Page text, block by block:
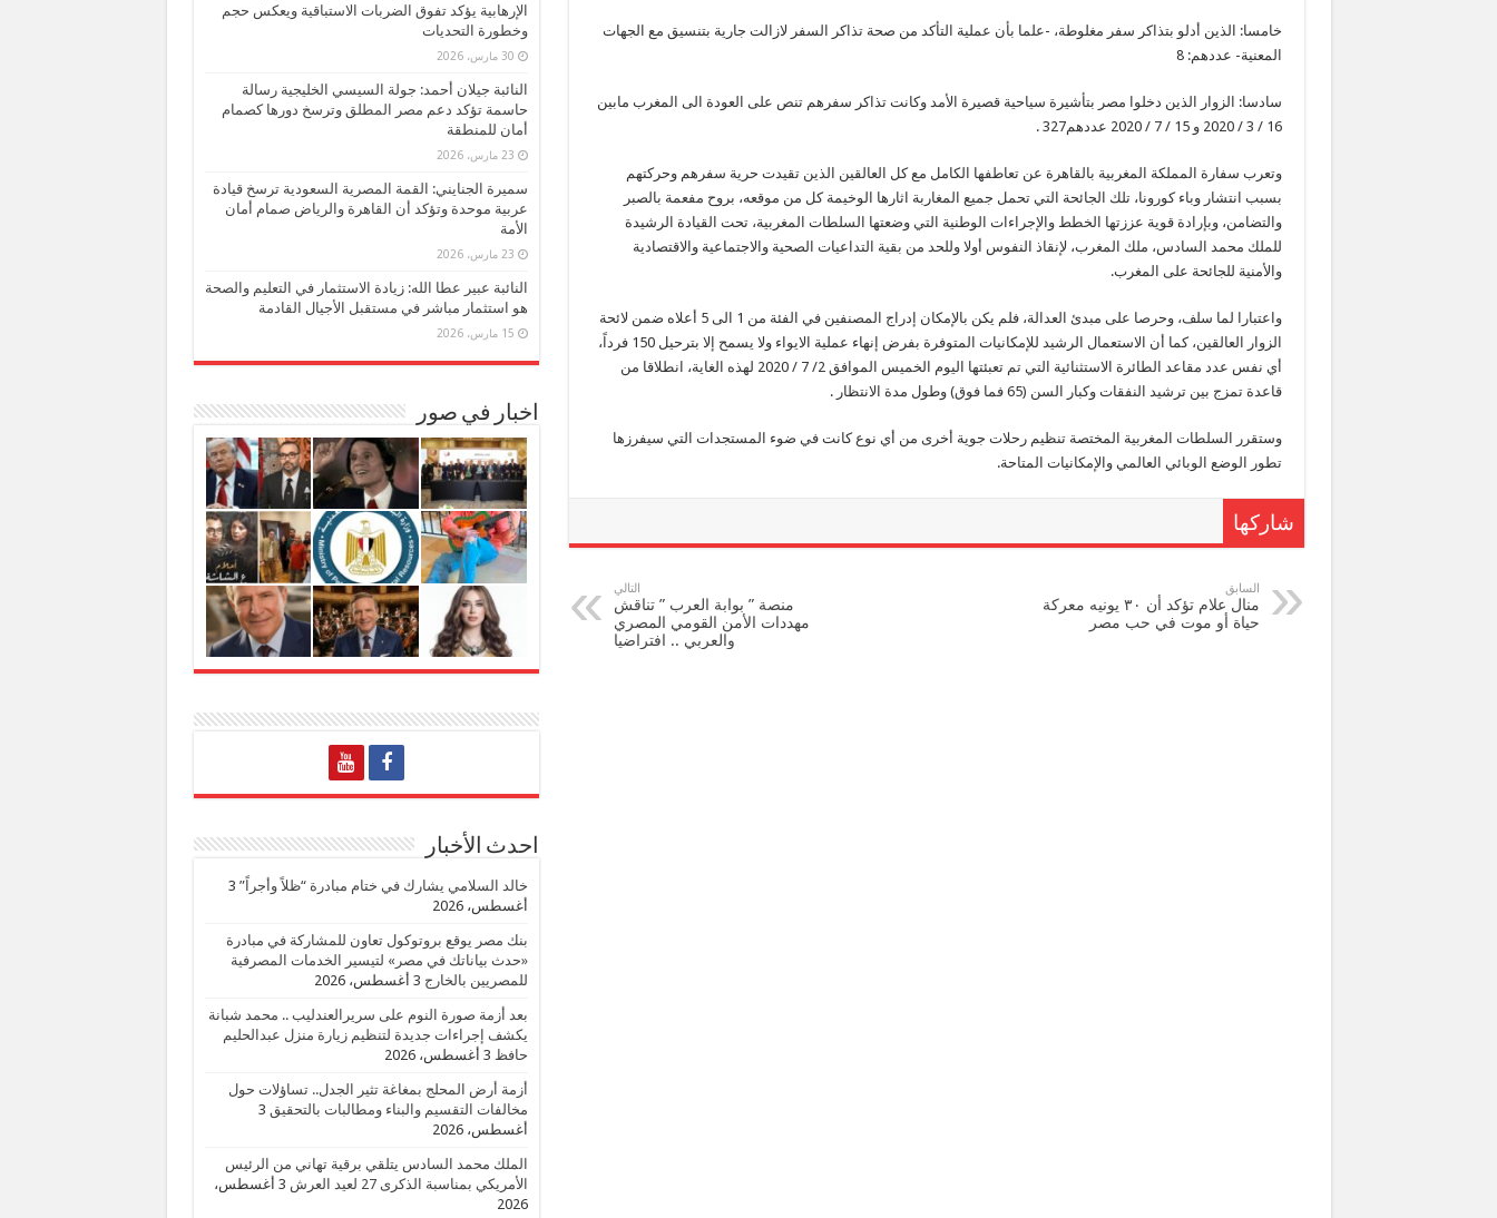
خامسا: الذين أدلو بتذاكر سفر مغلوطة، -علما بأن عملية التأكد من صحة تذاكر السفر لازالت جارية بتنسيق مع الجهات
المعنية- عددهم: 8
سادسا: الزوار الذين دخلوا مصر بتأشيرة سياحية قصيرة الأمد وكانت تذاكر سفرهم تنص على العودة الى المغرب مابين
16 / 3 / 2020 و 15 / 7 / 2020 عددهم327 .
وتعرب سفارة المملكة المغربية بالقاهرة عن تعاطفها الكامل مع كل العالقين الذين تقيدت حرية سفرهم وحركتهم
بسبب انتشار وباء كورونا، تلك الجائحة التي تحمل جميع المغاربة اثارها الوخيمة كل من موقعه، بروح مفعمة بالصبر
والتضامن، وبإرادة قوية عززتها الخطط والإجراءات الوطنية التي وضعتها السلطات المغربية، تحت القيادة الرشيدة
للملك محمد السادس، ملك المغرب، لإنقاذ النفوس أولا وللحد من بقية التداعيات الصحية والاجتماعية والاقتصادية
والأمنية للجائحة على المغرب.
واعتبارا لما سلف، وحرصا على مبدئ العدالة، فلم يكن بالإمكان إدراج المصنفين في الفئة من 1 الى 5 أعلاه ضمن لائحة
الزوار العالقين، كما أن الاستعمال الرشيد للإمكانيات المتوفرة بفرض إنهاء عملية الايواء ولا يسمح إلا بترحيل 150 فرداً،
أي نفس عدد مقاعد الطائرة الاستثنائية التي تم تعبئتها اليوم الخميس الموافق 2/ 7 / 2020 لهذه الغاية، انطلاقا من
قاعدة تمزج بين ترشيد النفقات وكبار السن (65 فما فوق) وطول مدة الانتظار .
وستقرر السلطات المغربية المختصة تنظيم رحلات جوية أخرى من أي نوع كانت في ضوء المستجدات التي سيفرزها
تطور الوضع الوبائي العالمي والإمكانيات المتاحة.
شاركها
السابق
منال علام تؤكد أن ٣٠ يونيه معركة
حياة أو موت في حب مصر
التالي
منصة ” بوابة العرب ” تناقش
مهددات الأمن القومي المصري
والعربي .. افتراضيا
الإرهابية يؤكد تفوق الضربات الاستباقية ويعكس حجم
وخطورة التحديات
30 مارس، 2026
النائبة جيلان أحمد: جولة السيسي الخليجية رسالة
حاسمة تؤكد دعم مصر المطلق وترسخ دورها كصمام
أمان للمنطقة
23 مارس، 2026
سميرة الجنايني: القمة المصرية السعودية ترسخ قيادة
عربية موحدة وتؤكد أن القاهرة والرياض صمام أمان
الأمة
23 مارس، 2026
النائبة عبير عطا الله: زيادة الاستثمار في التعليم والصحة
هو استثمار مباشر في مستقبل الأجيال القادمة
15 مارس، 2026
اخبار في صور
احدث الأخبار
خالد السلامي يشارك في ختام مبادرة “ظلاً وأجراً” 3
أغسطس، 2026
بنك مصر يوقع بروتوكول تعاون للمشاركة في مبادرة
«حدث بياناتك في مصر» لتيسير الخدمات المصرفية
للمصريين بالخارج 3 أغسطس، 2026
بعد أزمة صورة النوم على سريرالعندليب .. محمد شبانة
يكشف إجراءات جديدة لتنظيم زيارة منزل عبدالحليم
حافظ 3 أغسطس، 2026
أزمة أرض المحلج بمغاغة تثير الجدل.. تساؤلات حول
مخالفات التقسيم والبناء ومطالبات بالتحقيق 3
أغسطس، 2026
الملك محمد السادس يتلقي برقية تهاني من الرئيس
الأمريكي بمناسبة الذكرى 27 لعيد العرش
3 أغسطس،
2026